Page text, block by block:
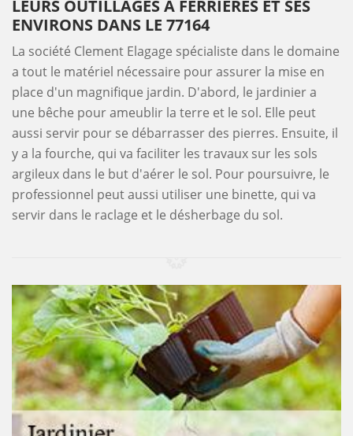
LEURS OUTILLAGES À FERRIERES ET SES
ENVIRONS DANS LE 77164
La société Clement Elagage spécialiste dans le domaine
a tout le matériel nécessaire pour assurer la mise en
place d'un magnifique jardin. D'abord, le jardinier a
une bêche pour ameublir la terre et le sol. Elle peut
aussi servir pour se débarrasser des pierres. Ensuite, il
y a la fourche, qui va faciliter les travaux sur les sols
argileux dans le but d'aérer le sol. Pour poursuivre, le
professionnel peut aussi utiliser une binette, qui va
servir dans le raclage et le désherbage du sol.